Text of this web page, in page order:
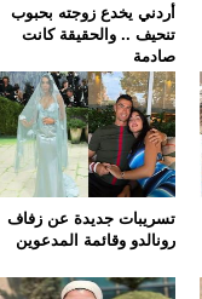
أردني يخدع زوجته بحبوب
تنحيف .. والحقيقة كانت
صادمة
تسريبات جديدة عن زفاف
رونالدو وقائمة المدعوين